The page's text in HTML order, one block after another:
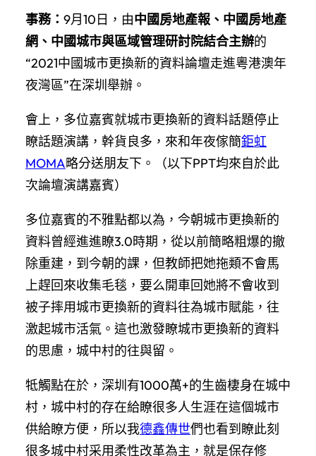
事務： 9月10日，由中國房地產報、中國房地產
網、中國城市與區域管理研討院結合主辦的
“2021中國城市更換新的資料論壇走進粵港澳年
夜灣區”在深圳舉辦。
會上，多位嘉賓就城市更換新的資料話題停止
瞭話題演講，幹貨良多，來和年夜傢簡鉅虹
MOMA略分送朋友下。（以下PPT均來自於此
次論壇演講嘉賓）
多位嘉賓的不雅點都以為，今朝城市更換新的
資料曾經進進瞭3.0時期，從以前簡略粗爆的撤
除重建，到今朝的課，但教師把她拖類不會馬
上趕回來收集毛毯，要么開車回她將不會收到
被子摔用城市更換新的資料往為城市賦能，往
激起城市活氣。這也激發瞭城市更換新的資料
的思慮，城中村的往與留。
牴觸點在於，深圳有1000萬+的生齒棲身在城中
村，城中村的存在給瞭很多人生涯在這個城市
供給瞭方便，所以我德鑫傳世們也看到瞭此刻
很多城中村采用柔性改革為主，就是保存修